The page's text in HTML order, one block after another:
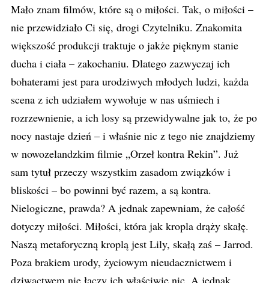
Mało znam filmów, które są o miłości. Tak, o miłości –
nie przewidziało Ci się, drogi Czytelniku. Znakomita
większość produkcji traktuje o jakże pięknym stanie
ducha i ciała – zakochaniu. Dlatego zazwyczaj ich
bohaterami jest para urodziwych młodych ludzi, każda
scena z ich udziałem wywołuje w nas uśmiech i
rozrzewnienie, a ich losy są przewidywalne jak to, że po
nocy nastaje dzień – i właśnie nic z tego nie znajdziemy
w nowozelandzkim filmie „Orzeł kontra Rekin”. Już
sam tytuł przeczy wszystkim zasadom związków i
bliskości – bo powinni być razem, a są kontra.
Nielogiczne, prawda? A jednak zapewniam, że całość
dotyczy miłości. Miłości, która jak kropla drąży skałę.
Naszą metaforyczną kroplą jest Lily, skałą zaś – Jarrod.
Poza brakiem urody, życiowym nieudacznictwem i
dziwactwem nie łączy ich właściwie nic. A jednak